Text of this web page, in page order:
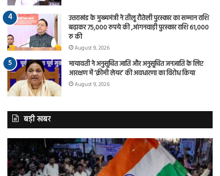
उत्तराखंड के मुख्यमंत्री ने तीलू रौतेली पुरस्कार का सम्मान राशि
बढ़ाकर 75,000 रुपये की ,आंगनवाड़ी पुरस्कार राशि 61,000
रु की
August 9, 2026
मायावती ने अनुसूचित जाति और अनुसूचित जनजाति के लिए
आरक्षण में ‘क्रीमी लेयर’ की अवधारणा का विरोध किया
August 9, 2026
बड़ी खबर